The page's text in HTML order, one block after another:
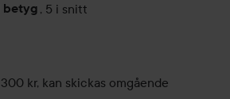
betyg , 5 i snitt
kr
kr, kan skickas omgående